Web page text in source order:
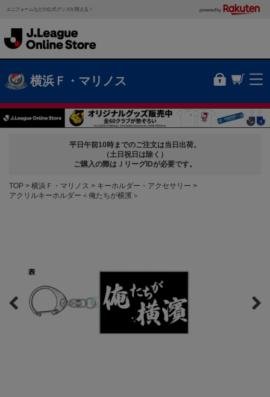
ユニフォームなどの公式グッズが買える！ powered by
横浜Ｆ・マリノス
平日午前10時までのご注文は当日出荷。
（土日祝日は除く）
ご購入の際はＪリーグIDが必要です。
TOP 横浜Ｆ・マリノス
キーホルダー・アクセサリー
アクリルキーホルダー＜俺たちが横濱＞